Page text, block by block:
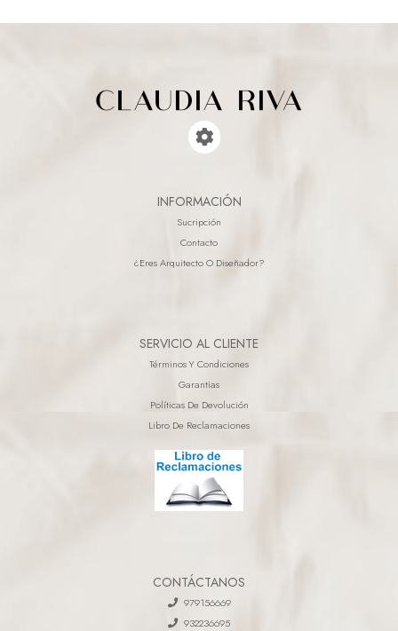
INFORMACIÓN
Sucripción
Contacto
¿eres Arquitecto O Diseñador?
SERVICIO AL CLIENTE
Términos Y Condiciones
Garantias
Políticas De Devolución
Libro De Reclamaciones
CONTÁCTANOS
979156669
932236695